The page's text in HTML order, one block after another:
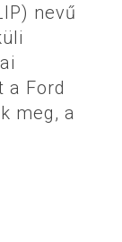
nevű
a Ford
meg, a